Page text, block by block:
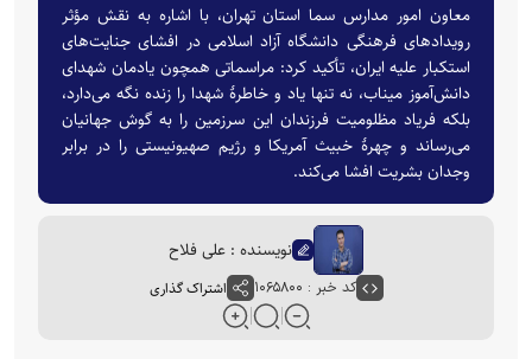
معاون امور مدارس سما استان تهران، با اشاره به نقش مؤثر
رویدادهای فرهنگی دانشگاه آزاد اسلامی در افشای جنایت‌های
استکبار علیه ایران، تأکید کرد: مراسماتی همچون یادمان شهدای
دانش‌آموز میناب، نه تنها یاد و خاطرهٔ شهدا را زنده نگه می‌دارد،
بلکه فریاد مظلومیت فرزندان این سرزمین را به گوش جهانیان
می‌رساند و چهرهٔ خبیث آمریکا و رژیم صهیونیستی را در برابر
وجدان بشریت افشا می‌کند.
نویسنده : علی فلاح
کد خبر : ۱۰۶۵۸۰۰ اشتراک گذاری